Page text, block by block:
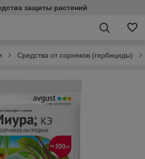
защиты растений
Средства от сорняков (гербициды)